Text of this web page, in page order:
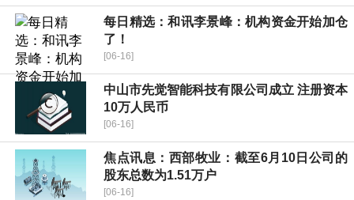
每日精选：和讯李景峰：机构资金开始加仓
了！
[06-16]
中山市先觉智能科技有限公司成立 注册资本
10万人民币
[06-16]
焦点讯息：西部牧业：截至6月10日公司的
股东总数为1.51万户
[06-16]